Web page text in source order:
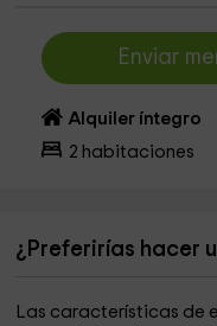
Enviar
Alquiler íntegro
2 habitaciones
¿Preferirías hacer
Las características de